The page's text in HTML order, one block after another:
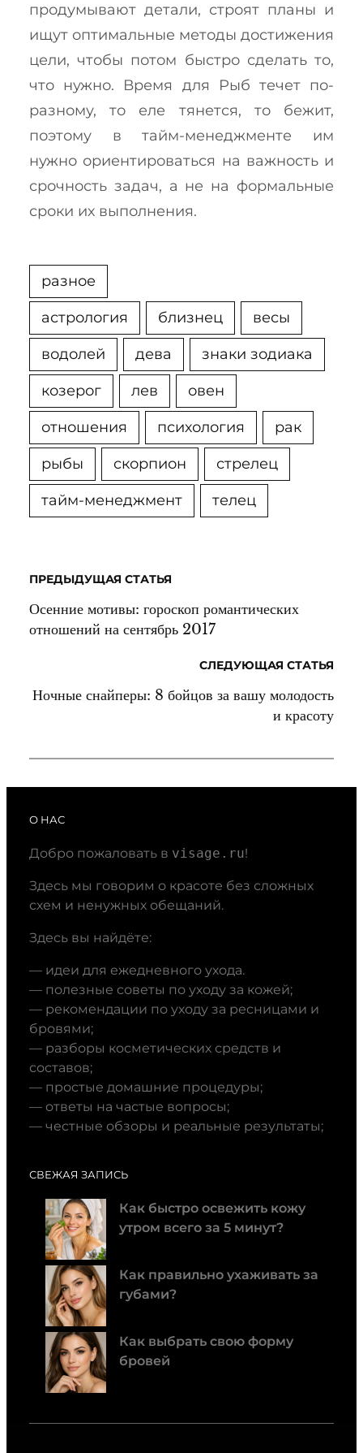
продумывают детали, строят планы и
ищут оптимальные методы достижения
цели, чтобы потом быстро сделать то,
что нужно. Время для Рыб течет по-
разному, то еле тянется, то бежит,
поэтому в тайм-менеджменте им
нужно ориентироваться на важность и
срочность задач, а не на формальные
сроки их выполнения.
разное
астрология близнец весы
водолей дева знаки зодиака
козерог лев овен
отношения психология рак
рыбы скорпион стрелец
тайм-менеджмент телец
ПРЕДЫДУЩАЯ СТАТЬЯ
Осенние мотивы: гороскоп романтических
отношений на сентябрь 2017
СЛЕДУЮЩАЯ СТАТЬЯ
Ночные снайперы: 8 бойцов за вашу молодость
и красоту
О НАС
Добро пожаловать в visage.ru!
Здесь мы говорим о красоте без сложных
схем и ненужных обещаний.
Здесь вы найдёте:
— идеи для ежедневного ухода.
— полезные советы по уходу за кожей;
— рекомендации по уходу за ресницами и
бровями;
— разборы косметических средств и
составов;
— простые домашние процедуры;
— ответы на частые вопросы;
— честные обзоры и реальные результаты;
СВЕЖАЯ ЗАПИСЬ
Как быстро освежить кожу
утром всего за 5 минут?
Как правильно ухаживать за
губами?
Как выбрать свою форму
бровей